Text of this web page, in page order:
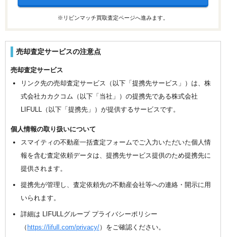
※リビンマッチ買取査定ページへ進みます。
売却査定サービスの注意点
売却査定サービス
リンク先の売却査定サービス（以下「提携先サービス」）は、株
式会社カカクコム（以下「当社」）の提携先である株式会社
LIFULL（以下「提携先」）が提供するサービスです。
個人情報の取り扱いについて
スマイティの不動産一括査定フォームでご入力いただいた個人情
報を含む査定依頼データは、提携先サービス提供のため提携先に
提供されます。
提携先が管理し、査定依頼先の不動産会社等への連絡・開示に用
いられます。
詳細は LIFULLグループ プライバシーポリシー
（ https://lifull.com/privacy/）をご確認ください。